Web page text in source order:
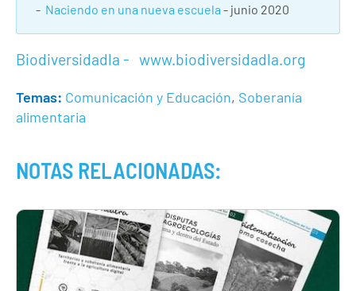
- Naciendo en una nueva escuela - junio 2020
Biodiversidadla - www.biodiversidadla.org
Temas: Comunicación y Educación, Soberanía
alimentaria
NOTAS RELACIONADAS: